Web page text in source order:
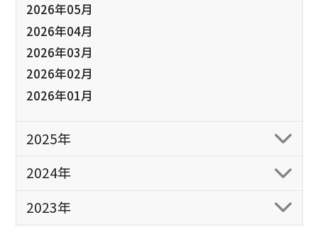
2026年05月
2026年04月
2026年03月
2026年02月
2026年01月
2025年
2024年
2023年